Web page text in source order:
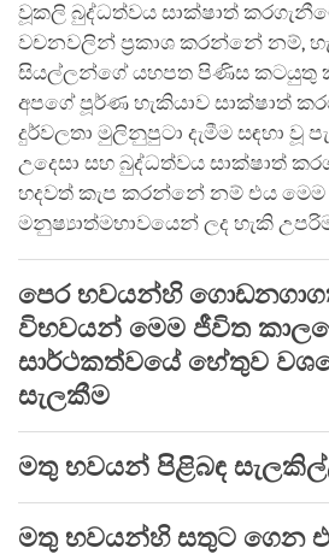
වූකලි බුද්ධත්වය සාක්ෂාත්
වචනවලින් ප්‍රකාශ කරන්නේ නම්,
සියල්ලන්ගේ යහපත පිණිස කටයුතු
අපගේ පූර්ණ හැකියාව සාක්ෂාත්
දුර්වලතා මුලිනුපුටා දැමීම සඳහා වූ
උදෙසා සහ බුද්ධත්වය සාක්ෂාත්
හදවත් කැප කරන්නේ නම් එය මෙම
මනුෂ්‍යාත්මභාවයෙන් ලද හැකි
පෙර භවයන්හි
විභවයන් මෙම ජීවිත
සාර්ථකත්වයේ හේතුව
සැලකීම
මතු භවයන් පිළිබඳ
මතු භවයන්හි සතුට ගෙන